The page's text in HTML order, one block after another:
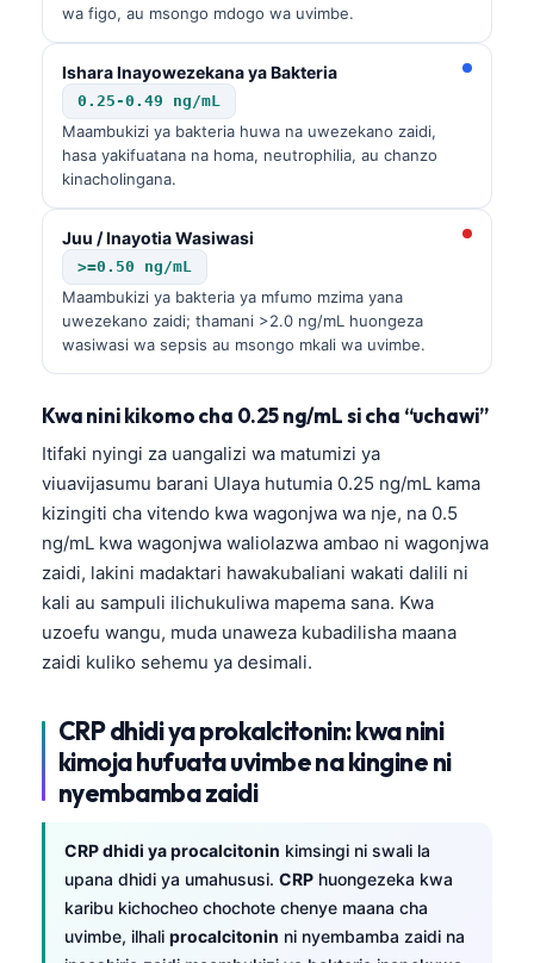
wa figo, au msongo mdogo wa uvimbe.
Ishara Inayowezekana ya Bakteria
0.25-0.49 ng/mL
Maambukizi ya bakteria huwa na uwezekano zaidi,
hasa yakifuatana na homa, neutrophilia, au chanzo
kinacholingana.
Juu / Inayotia Wasiwasi
>=0.50 ng/mL
Maambukizi ya bakteria ya mfumo mzima yana
uwezekano zaidi; thamani >2.0 ng/mL huongeza
wasiwasi wa sepsis au msongo mkali wa uvimbe.
Kwa nini kikomo cha 0.25 ng/mL si cha “uchawi”
Itifaki nyingi za uangalizi wa matumizi ya
viuavijasumu barani Ulaya hutumia 0.25 ng/mL kama
kizingiti cha vitendo kwa wagonjwa wa nje, na 0.5
ng/mL kwa wagonjwa waliolazwa ambao ni wagonjwa
zaidi, lakini madaktari hawakubaliani wakati dalili ni
kali au sampuli ilichukuliwa mapema sana. Kwa
uzoefu wangu, muda unaweza kubadilisha maana
zaidi kuliko sehemu ya desimali.
CRP dhidi ya prokalcitonin: kwa nini
kimoja hufuata uvimbe na kingine ni
nyembamba zaidi
CRP dhidi ya procalcitonin kimsingi ni swali la
upana dhidi ya umahususi. CRP huongezeka kwa
karibu kichocheo chochote chenye maana cha
uvimbe, ilhali procalcitonin ni nyembamba zaidi na